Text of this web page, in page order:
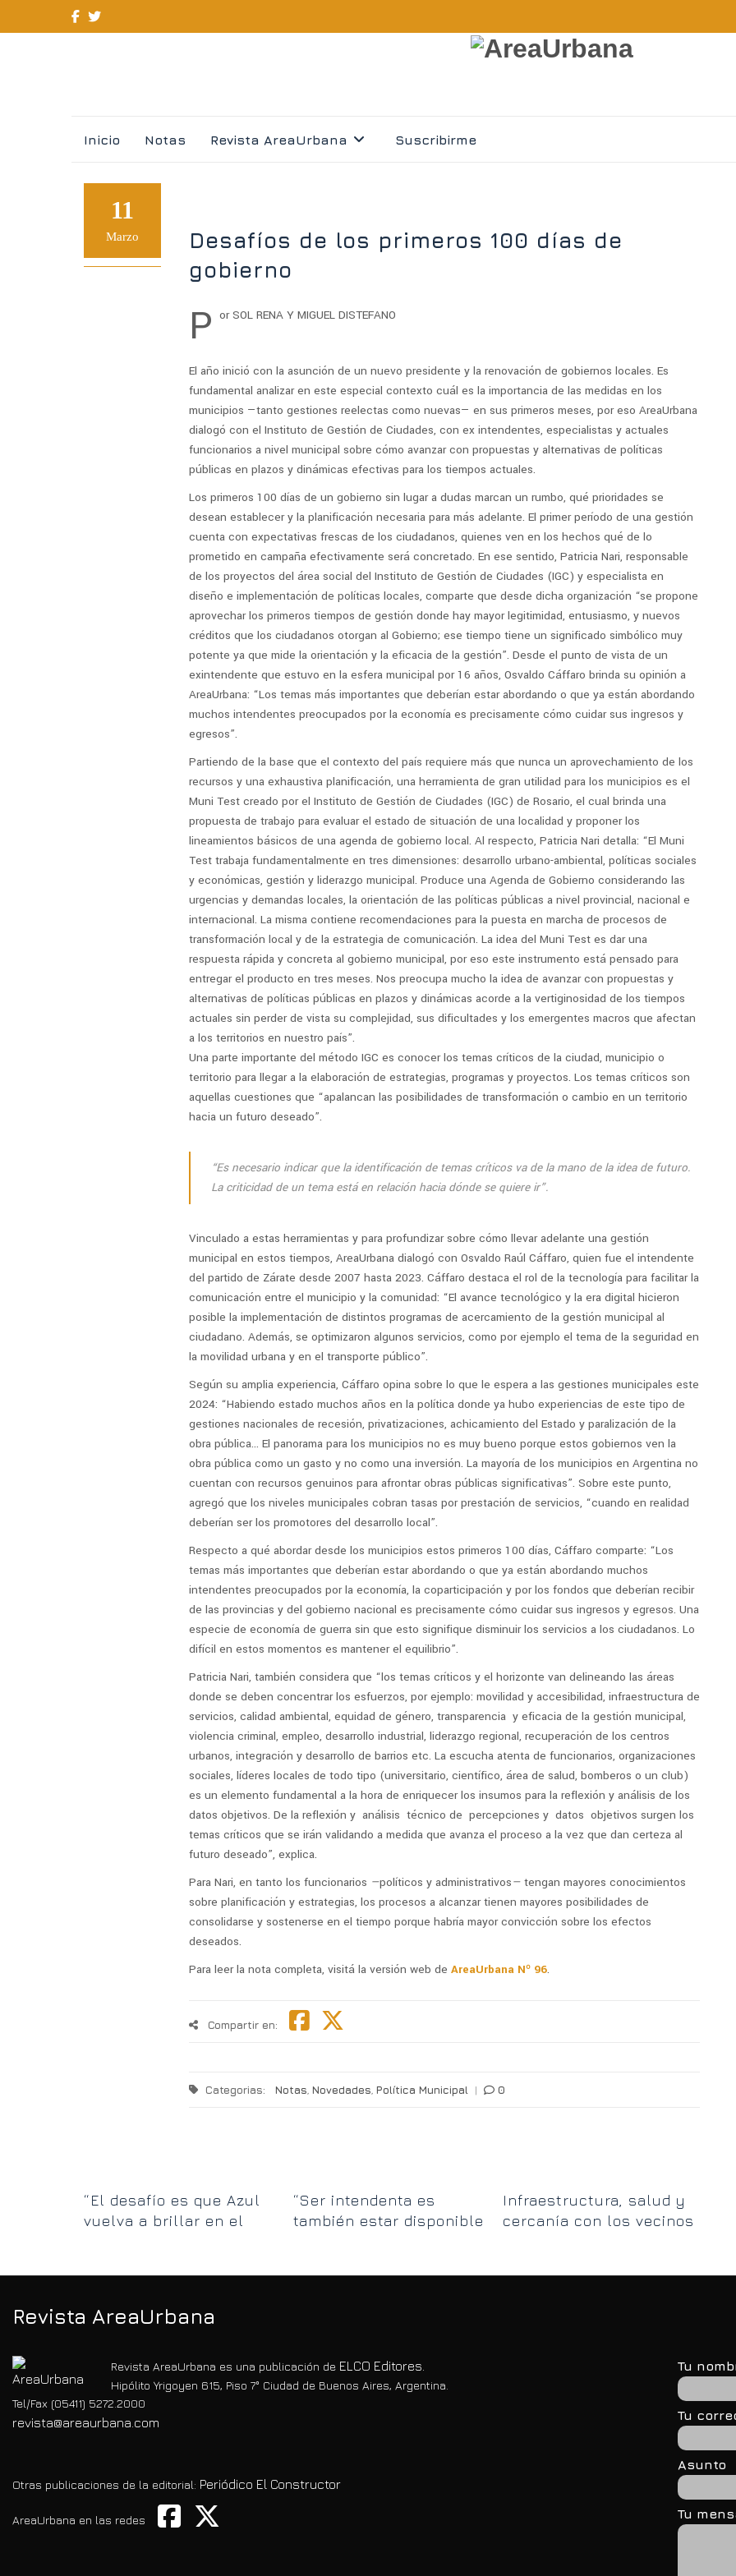
Inicio Notas Revista AreaUrbana Suscribirme
11
Marzo
Desafíos de los primeros 100 días de
gobierno
P or SOL RENA Y MIGUEL DISTEFANO
El año inició con la asunción de un nuevo presidente y la renovación de gobiernos locales. Es
fundamental analizar en este especial contexto cuál es la importancia de las medidas en los
municipios —tanto gestiones reelectas como nuevas— en sus primeros meses, por eso AreaUrbana
dialogó con el Instituto de Gestión de Ciudades, con ex intendentes, especialistas y actuales
funcionarios a nivel municipal sobre cómo avanzar con propuestas y alternativas de políticas
públicas en plazos y dinámicas efectivas para los tiempos actuales.
Los primeros 100 días de un gobierno sin lugar a dudas marcan un rumbo, qué prioridades se
desean establecer y la planificación necesaria para más adelante. El primer período de una gestión
cuenta con expectativas frescas de los ciudadanos, quienes ven en los hechos qué de lo
prometido en campaña efectivamente será concretado. En ese sentido, Patricia Nari, responsable
de los proyectos del área social del Instituto de Gestión de Ciudades (IGC) y especialista en
diseño e implementación de políticas locales, comparte que desde dicha organización “se propone
aprovechar los primeros tiempos de gestión donde hay mayor legitimidad, entusiasmo, y nuevos
créditos que los ciudadanos otorgan al Gobierno; ese tiempo tiene un significado simbólico muy
potente ya que mide la orientación y la eficacia de la gestión”. Desde el punto de vista de un
exintendente que estuvo en la esfera municipal por 16 años, Osvaldo Cáffaro brinda su opinión a
AreaUrbana: “Los temas más importantes que deberían estar abordando o que ya están abordando
muchos intendentes preocupados por la economía es precisamente cómo cuidar sus ingresos y
egresos”.
Partiendo de la base que el contexto del país requiere más que nunca un aprovechamiento de los
recursos y una exhaustiva planificación, una herramienta de gran utilidad para los municipios es el
Muni Test creado por el Instituto de Gestión de Ciudades (IGC) de Rosario, el cual brinda una
propuesta de trabajo para evaluar el estado de situación de una localidad y proponer los
lineamientos básicos de una agenda de gobierno local. Al respecto, Patricia Nari detalla: “El Muni
Test trabaja fundamentalmente en tres dimensiones: desarrollo urbano-ambiental, políticas sociales
y económicas, gestión y liderazgo municipal. Produce una Agenda de Gobierno considerando las
urgencias y demandas locales, la orientación de las políticas públicas a nivel provincial, nacional e
internacional. La misma contiene recomendaciones para la puesta en marcha de procesos de
transformación local y de la estrategia de comunicación. La idea del Muni Test es dar una
respuesta rápida y concreta al gobierno municipal, por eso este instrumento está pensado para
entregar el producto en tres meses. Nos preocupa mucho la idea de avanzar con propuestas y
alternativas de políticas públicas en plazos y dinámicas acorde a la vertiginosidad de los tiempos
actuales sin perder de vista su complejidad, sus dificultades y los emergentes macros que afectan
a los territorios en nuestro país”.
Una parte importante del método IGC es conocer los temas críticos de la ciudad, municipio o
territorio para llegar a la elaboración de estrategias, programas y proyectos. Los temas críticos son
aquellas cuestiones que “apalancan las posibilidades de transformación o cambio en un territorio
hacia un futuro deseado”.
“Es necesario indicar que la identificación de temas críticos va de la mano de la idea de futuro.
La criticidad de un tema está en relación hacia dónde se quiere ir”.
Vinculado a estas herramientas y para profundizar sobre cómo llevar adelante una gestión
municipal en estos tiempos, AreaUrbana dialogó con Osvaldo Raúl Cáffaro, quien fue el intendente
del partido de Zárate desde 2007 hasta 2023. Cáffaro destaca el rol de la tecnología para facilitar la
comunicación entre el municipio y la comunidad: “El avance tecnológico y la era digital hicieron
posible la implementación de distintos programas de acercamiento de la gestión municipal al
ciudadano. Además, se optimizaron algunos servicios, como por ejemplo el tema de la seguridad en
la movilidad urbana y en el transporte público”.
Según su amplia experiencia, Cáffaro opina sobre lo que le espera a las gestiones municipales este
2024: “Habiendo estado muchos años en la política donde ya hubo experiencias de este tipo de
gestiones nacionales de recesión, privatizaciones, achicamiento del Estado y paralización de la
obra pública… El panorama para los municipios no es muy bueno porque estos gobiernos ven la
obra pública como un gasto y no como una inversión. La mayoría de los municipios en Argentina no
cuentan con recursos genuinos para afrontar obras públicas significativas”. Sobre este punto,
agregó que los niveles municipales cobran tasas por prestación de servicios, “cuando en realidad
deberían ser los promotores del desarrollo local”.
Respecto a qué abordar desde los municipios estos primeros 100 días, Cáffaro comparte: “Los
temas más importantes que deberían estar abordando o que ya están abordando muchos
intendentes preocupados por la economía, la coparticipación y por los fondos que deberían recibir
de las provincias y del gobierno nacional es precisamente cómo cuidar sus ingresos y egresos. Una
especie de economía de guerra sin que esto signifique disminuir los servicios a los ciudadanos. Lo
difícil en estos momentos es mantener el equilibrio”.
Patricia Nari, también considera que “los temas críticos y el horizonte van delineando las áreas
donde se deben concentrar los esfuerzos, por ejemplo: movilidad y accesibilidad, infraestructura de
servicios, calidad ambiental, equidad de género, transparencia y eficacia de la gestión municipal,
violencia criminal, empleo, desarrollo industrial, liderazgo regional, recuperación de los centros
urbanos, integración y desarrollo de barrios etc. La escucha atenta de funcionarios, organizaciones
sociales, líderes locales de todo tipo (universitario, científico, área de salud, bomberos o un club)
es un elemento fundamental a la hora de enriquecer los insumos para la reflexión y análisis de los
datos objetivos. De la reflexión y análisis técnico de percepciones y datos objetivos surgen los
temas críticos que se irán validando a medida que avanza el proceso a la vez que dan certeza al
futuro deseado”, explica.
Para Nari, en tanto los funcionarios —políticos y administrativos—tengan mayores conocimientos
sobre planificación y estrategias, los procesos a alcanzar tienen mayores posibilidades de
consolidarse y sostenerse en el tiempo porque habría mayor convicción sobre los efectos
deseados.
Para leer la nota completa, visitá la versión web de AreaUrbana Nº 96.
Compartir en:
Categorias: Notas Novedades Política Municipal | 0
“El desafío es que Azul
vuelva a brillar en el
“Ser intendenta es
también estar disponible
Infraestructura, salud y
cercanía con los vecinos
Revista AreaUrbana
Revista AreaUrbana es una publicación de ELCO Editores.
Hipólito Yrigoyen 615, Piso 7° Ciudad de Buenos Aires, Argentina.
Tel/Fax (05411) 5272.2000
revista@areaurbana.com
Otras publicaciones de la editorial: Periódico El Constructor
AreaUrbana en las redes
Tu
Tu
Asunto
Tu